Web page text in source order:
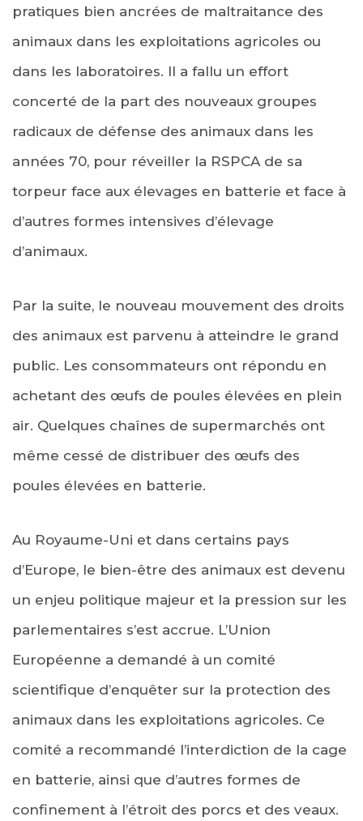
pratiques bien ancrées de maltraitance des
animaux dans les exploitations agricoles ou
dans les laboratoires. Il a fallu un effort
concerté de la part des nouveaux groupes
radicaux de défense des animaux dans les
années 70, pour réveiller la RSPCA de sa
torpeur face aux élevages en batterie et face à
d’autres formes intensives d’élevage
d’animaux.
Par la suite, le nouveau mouvement des droits
des animaux est parvenu à atteindre le grand
public. Les consommateurs ont répondu en
achetant des œufs de poules élevées en plein
air. Quelques chaînes de supermarchés ont
même cessé de distribuer des œufs des
poules élevées en batterie.
Au Royaume-Uni et dans certains pays
d’Europe, le bien-être des animaux est devenu
un enjeu politique majeur et la pression sur les
parlementaires s’est accrue. L’Union
Européenne a demandé à un comité
scientifique d’enquêter sur la protection des
animaux dans les exploitations agricoles. Ce
comité a recommandé l’interdiction de la cage
en batterie, ainsi que d’autres formes de
confinement à l’étroit des porcs et des veaux.